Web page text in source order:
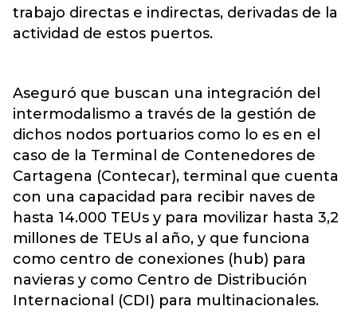
trabajo directas e indirectas, derivadas de la
actividad de estos puertos.
Aseguró que buscan una integración del
intermodalismo a través de la gestión de
dichos nodos portuarios como lo es en el
caso de la Terminal de Contenedores de
Cartagena (Contecar), terminal que cuenta
con una capacidad para recibir naves de
hasta 14.000 TEUs y para movilizar hasta 3,2
millones de TEUs al año, y que funciona
como centro de conexiones (hub) para
navieras y como Centro de Distribución
Internacional (CDI) para multinacionales.